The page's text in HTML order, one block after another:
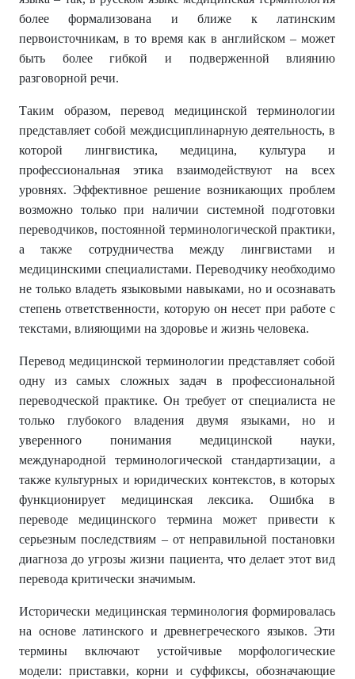
более формализована и ближе к латинским
первоисточникам, в то время как в английском – может
быть более гибкой и подверженной влиянию
разговорной речи.
Таким образом, перевод медицинской терминологии
представляет собой междисциплинарную деятельность, в
которой лингвистика, медицина, культура и
профессиональная этика взаимодействуют на всех
уровнях. Эффективное решение возникающих проблем
возможно только при наличии системной подготовки
переводчиков, постоянной терминологической практики,
а также сотрудничества между лингвистами и
медицинскими специалистами. Переводчику необходимо
не только владеть языковыми навыками, но и осознавать
степень ответственности, которую он несет при работе с
текстами, влияющими на здоровье и жизнь человека.
Перевод медицинской терминологии представляет собой
одну из самых сложных задач в профессиональной
переводческой практике. Он требует от специалиста не
только глубокого владения двумя языками, но и
уверенного понимания медицинской науки,
международной терминологической стандартизации, а
также культурных и юридических контекстов, в которых
функционирует медицинская лексика. Ошибка в
переводе медицинского термина может привести к
серьезным последствиям – от неправильной постановки
диагноза до угрозы жизни пациента, что делает этот вид
перевода критически значимым.
Исторически медицинская терминология формировалась
на основе латинского и древнегреческого языков. Эти
термины включают устойчивые морфологические
модели: приставки, корни и суффиксы, обозначающие